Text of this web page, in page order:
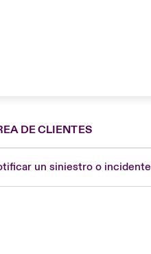
DE CLIENTES
un siniestro o incidente
London Market